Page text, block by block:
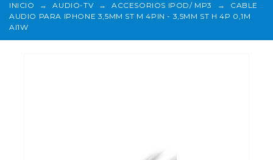
INICIO → AUDIO-TV → ACCESORIOS IPOD/ MP3 →
CABLE
AUDIO PARA IPHONE 3,5MM ST M 4PIN - 3,5MM ST H 4P 0,1M
AI1W